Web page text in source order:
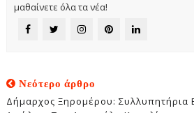
μαθαίνετε όλα τα νέα!
Νεότερο άρθρο
Δήμαρχος Ξηρομέρου: Συλλυπητήρια